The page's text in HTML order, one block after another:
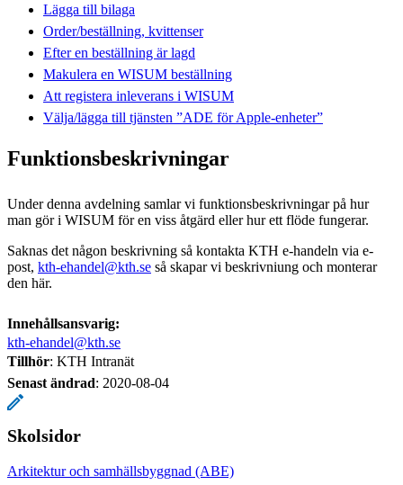
Lägga till bilaga
Order/beställning, kvittenser
Efter en beställning är lagd
Makulera en WISUM beställning
Att registera inleverans i WISUM
Välja/lägga till tjänsten ”ADE för Apple-enheter”
Funktionsbeskrivningar
Under denna avdelning samlar vi funktionsbeskrivningar på hur
man gör i WISUM för en viss åtgärd eller hur ett flöde fungerar.
Saknas det någon beskrivning så kontakta KTH e-handeln via e-
post, kth-ehandel@kth.se så skapar vi beskrivniung och monterar
den här.
Innehållsansvarig:
kth-ehandel@kth.se
Tillhör: KTH Intranät
Senast ändrad: 2020-08-04
Skolsidor
Arkitektur och samhällsbyggnad (ABE)